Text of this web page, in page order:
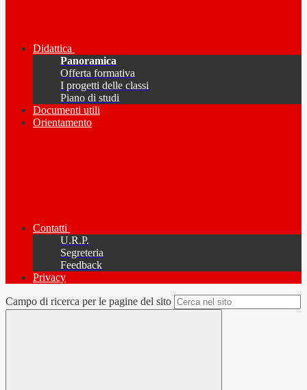
Didattica
Panoramica
Offerta formativa
I progetti delle classi
Piano di studi
Documenti utili
Orientamento
Contatti
U.R.P.
Segreteria
Feedback
Privacy
Campo di ricerca per le pagine del sito